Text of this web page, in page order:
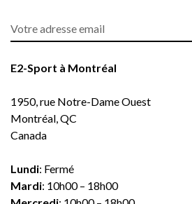
E2-Sport à Montréal
1950, rue Notre-Dame Ouest
Montréal, QC
Canada
Lundi: Fermé
Mardi: 10h00 – 18h00